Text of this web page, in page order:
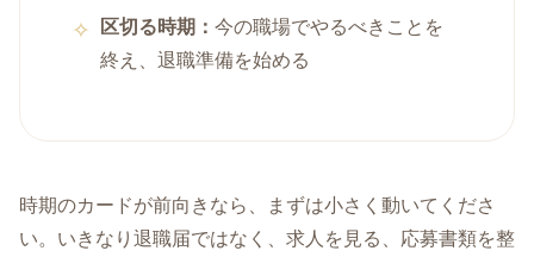
区切る時期：今の職場でやるべきことを
終え、退職準備を始める
時期のカードが前向きなら、まずは小さく動いてくださ
い。いきなり退職届ではなく、求人を見る、応募書類を整